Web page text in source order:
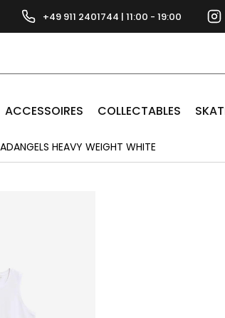
+49 911 2401744 | 11:00 - 19:00
ACCESSOIRES COLLECTABLES
HEAVY WEIGHT WHITE